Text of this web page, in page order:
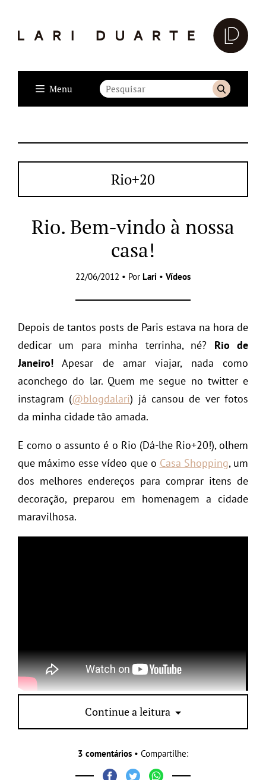
Menu
Rio+20
Rio. Bem-vindo à nossa
casa!
22/06/2012 • Por Lari • Vídeos
Depois de tantos posts de Paris estava na hora de
dedicar um para minha terrinha, né? Rio de
Janeiro! Apesar de amar viajar, nada como
aconchego do lar. Quem me segue no twitter e
instagram (@blogdalari) já cansou de ver fotos
da minha cidade tão amada.
E como o assunto é o Rio (Dá-lhe Rio+20!), olhem
que máximo esse vídeo que o Casa Shopping, um
dos melhores endereços para comprar itens de
decoração, preparou em homenagem a cidade
maravilhosa.
Achei o máximo!!!! E vocês?
Continue a leitura
3 comentários • Compartilhe: